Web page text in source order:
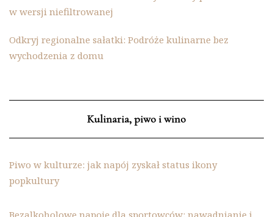
w wersji niefiltrowanej
Odkryj regionalne sałatki: Podróże kulinarne bez
wychodzenia z domu
Kulinaria, piwo i wino
Piwo w kulturze: jak napój zyskał status ikony
popkultury